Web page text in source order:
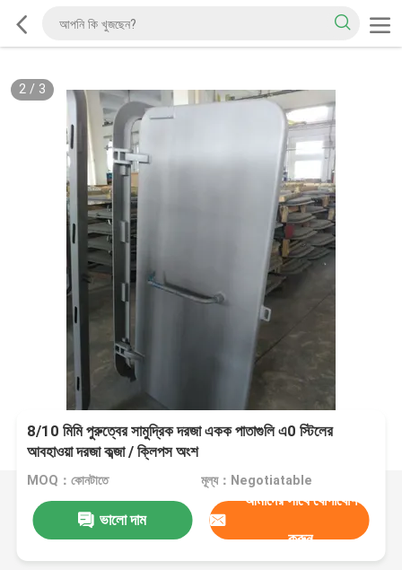
2/ 3
8/10 মিমি পুরুত্বের সামুদ্রিক দরজা একক পাতাগুলি এ0 স্টিলের
আবহাওয়া দরজা কব্জা / ক্লিপস অংশ
MOQ：কোনটাতে মূল্য：Negotiatable
ভালো দাম
আমাদের সাথে যোগাযোগ
করুন